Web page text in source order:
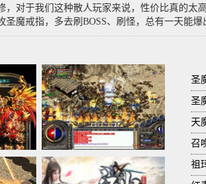
，对于我们这种散人玩家来说，性价比真的太
圣魔戒指，多去刷BOSS、刷怪，总有一天能
圣
圣
祖